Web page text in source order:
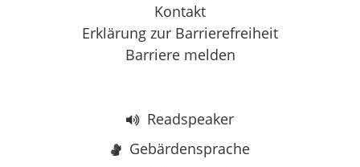
Kontakt
Erklärung zur Barrierefreiheit
Barriere melden
Readspeaker
Gebärdensprache